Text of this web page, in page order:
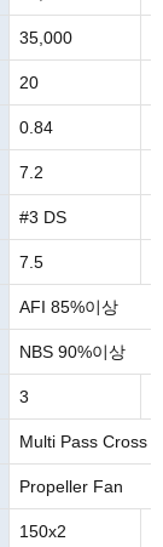
35,000
20
0.84
7.2
#3 DS
7.5
AFI 85%이상
NBS 90%이상
3
Multi Pass Cross
Propeller Fan
150x2